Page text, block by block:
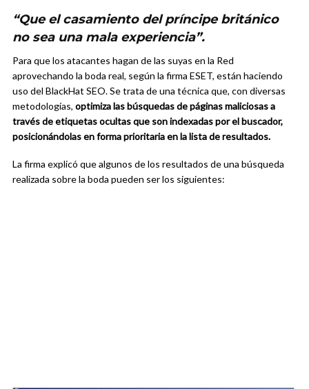
“Que el casamiento del príncipe británico
no sea una mala experiencia”.
Para que los atacantes hagan de las suyas en la Red
aprovechando la boda real, según la firma ESET, están haciendo
uso del BlackHat SEO. Se trata de una técnica que, con diversas
metodologías, optimizalas búsquedas de páginas maliciosas a
través de etiquetas ocultas que son indexadas por el buscador,
posicionándolas en forma prioritaria en la lista de resultados.
La firma explicó que algunos de los resultados de una búsqueda
realizada sobre la boda pueden ser los siguientes: